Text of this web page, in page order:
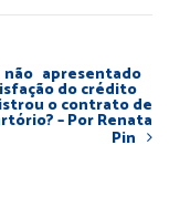
apresentado
do crédito
o contrato de
– Por Renata
Pin